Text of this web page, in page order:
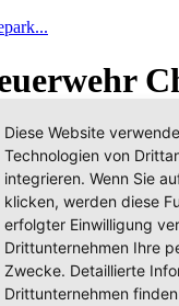
Diese Website
Technologien von
integrieren. Wenn Sie
klicken, werden diese
erfolgter Einwilligung
Drittunternehmen Ihre
Zwecke. Detaillierte
Drittunternehmen